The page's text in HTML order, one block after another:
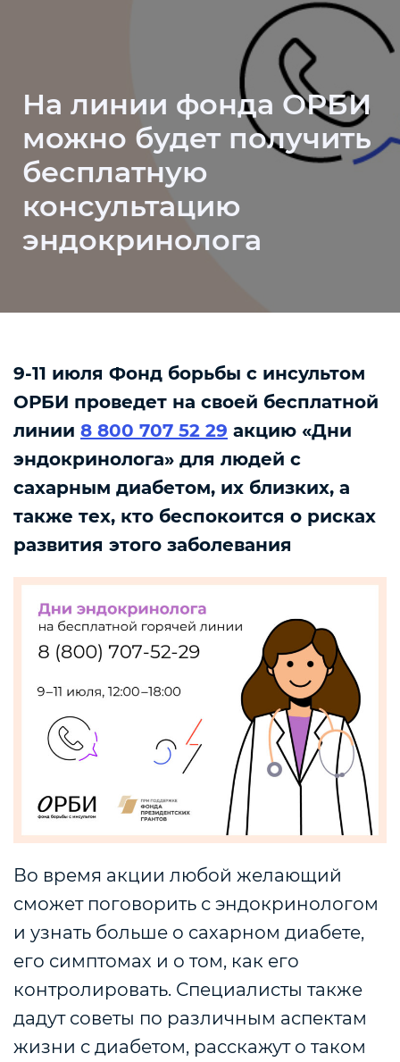
На линии фонда ОРБИ
можно будет получить
бесплатную
консультацию
эндокринолога
9-11 июля Фонд борьбы с инсультом
ОРБИ проведет на своей бесплатной
линии 8 800 707 52 29 акцию «Дни
эндокринолога» для людей с
сахарным диабетом, их близких, а
также тех, кто беспокоится о рисках
развития этого заболевания
Во время акции любой желающий
сможет поговорить с эндокринологом
и узнать больше о сахарном диабете,
его симптомах и о том, как его
контролировать. Специалисты также
дадут советы по различным аспектам
жизни с диабетом, расскажут о таком